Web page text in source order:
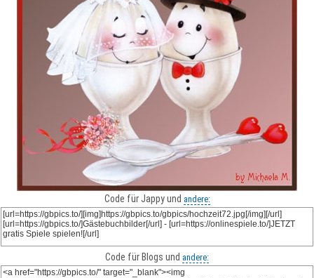
Code für Jappy und andere:
Code für Blogs und andere: